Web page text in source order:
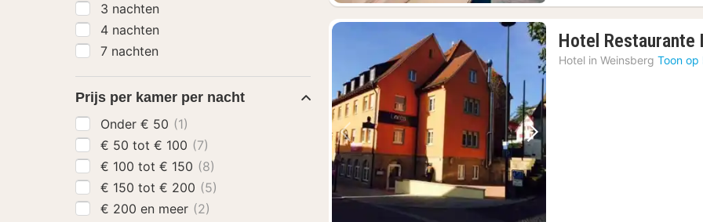
Vorige foto Volgende foto
Hotel Restaurante
Hotel in Weinsberg Toon op
3 nachten
4 nachten
7 nachten
Prijs per kamer per nacht
Onder € 50 (1)
€ 50 tot € 100 (7)
€ 100 tot € 150 (8)
€ 150 tot € 200 (5)
€ 200 en meer (2)